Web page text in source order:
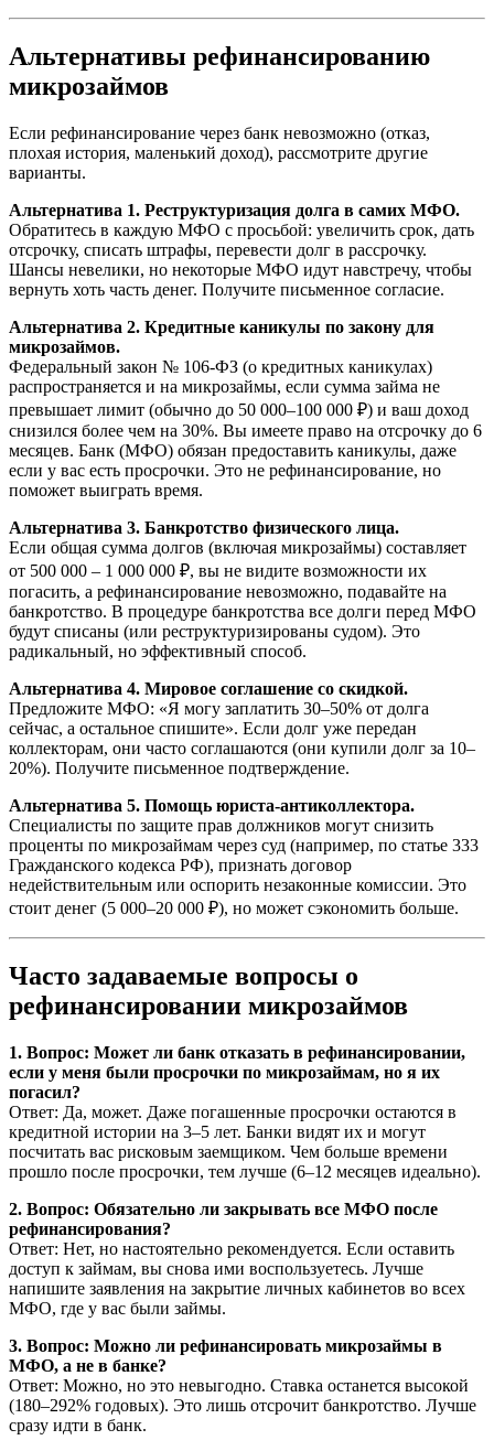
Альтернативы рефинансированию
микрозаймов
Если рефинансирование через банк невозможно (отказ,
плохая история, маленький доход), рассмотрите другие
варианты.
Альтернатива 1. Реструктуризация долга в самих МФО.
Обратитесь в каждую МФО с просьбой: увеличить срок, дать
отсрочку, списать штрафы, перевести долг в рассрочку.
Шансы невелики, но некоторые МФО идут навстречу, чтобы
вернуть хоть часть денег. Получите письменное согласие.
Альтернатива 2. Кредитные каникулы по закону для
микрозаймов.
Федеральный закон № 106-ФЗ (о кредитных каникулах)
распространяется и на микрозаймы, если сумма займа не
превышает лимит (обычно до 50 000–100 000 ₽) и ваш доход
снизился более чем на 30%. Вы имеете право на отсрочку до 6
месяцев. Банк (МФО) обязан предоставить каникулы, даже
если у вас есть просрочки. Это не рефинансирование, но
поможет выиграть время.
Альтернатива 3. Банкротство физического лица.
Если общая сумма долгов (включая микрозаймы) составляет
от 500 000 – 1 000 000 ₽, вы не видите возможности их
погасить, а рефинансирование невозможно, подавайте на
банкротство. В процедуре банкротства все долги перед МФО
будут списаны (или реструктуризированы судом). Это
радикальный, но эффективный способ.
Альтернатива 4. Мировое соглашение со скидкой.
Предложите МФО: «Я могу заплатить 30–50% от долга
сейчас, а остальное спишите». Если долг уже передан
коллекторам, они часто соглашаются (они купили долг за 10–
20%). Получите письменное подтверждение.
Альтернатива 5. Помощь юриста-антиколлектора.
Специалисты по защите прав должников могут снизить
проценты по микрозаймам через суд (например, по статье 333
Гражданского кодекса РФ), признать договор
недействительным или оспорить незаконные комиссии. Это
стоит денег (5 000–20 000 ₽), но может сэкономить больше.
Часто задаваемые вопросы о
рефинансировании микрозаймов
1. Вопрос: Может ли банк отказать в рефинансировании,
если у меня были просрочки по микрозаймам, но я их
погасил?
Ответ: Да, может. Даже погашенные просрочки остаются в
кредитной истории на 3–5 лет. Банки видят их и могут
посчитать вас рисковым заемщиком. Чем больше времени
прошло после просрочки, тем лучше (6–12 месяцев идеально).
2. Вопрос: Обязательно ли закрывать все МФО после
рефинансирования?
Ответ: Нет, но настоятельно рекомендуется. Если оставить
доступ к займам, вы снова ими воспользуетесь. Лучше
напишите заявления на закрытие личных кабинетов во всех
МФО, где у вас были займы.
3. Вопрос: Можно ли рефинансировать микрозаймы в
МФО, а не в банке?
Ответ: Можно, но это невыгодно. Ставка останется высокой
(180–292% годовых). Это лишь отсрочит банкротство. Лучше
сразу идти в банк.